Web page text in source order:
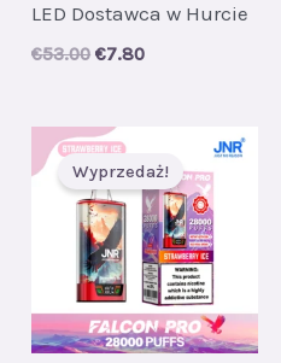
LED Dostawca w Hurcie
€53.00 Original
€7.80Current
Wyprzedaż!